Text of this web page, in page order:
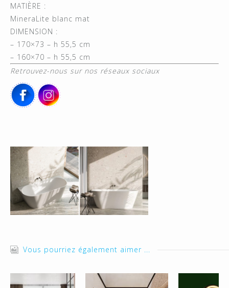
MATIÈRE :
MineraLite blanc mat
DIMENSION :
– 170×73 – h 55,5 cm
– 160×70 – h 55,5 cm
Retrouvez-nous sur nos réseaux sociaux
Vous pourriez également aimer ...